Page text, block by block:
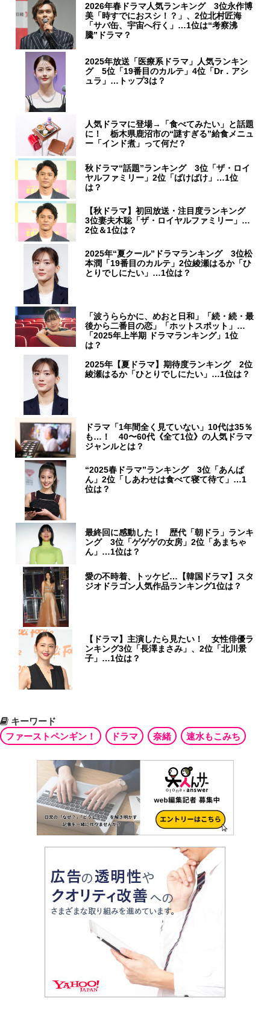
2026年春ドラマ人気ランキング 3位永作博
美「時すでにおスシ！？」、2位北村匠海
「サバ缶、宇宙へ行く」…1位は“考察沸
騰”ドラマ？
2025年放送「医療系ドラマ」人気ランキン
グ 5位「19番目のカルテ」4位「Dr．アシ
ュラ」…トップ3は？
人気ドラマに登場→「食べてみたい」と話題
に！ 栃木県鹿沼市の“謎すぎる”給食メニュ
ー「インド煮」って何だ？
秋ドラマ“話題”ランキング 3位「ザ・ロイ
ヤルファミリー」2位「ばけばけ」…1位
は？
【秋ドラマ】初回放送・注目度ランキング
3位妻夫木聡「ザ・ロイヤルファミリー」…
2位＆1位は？
2025年“夏クール”ドラマランキング 3位松
本潤「19番目のカルテ」2位綾瀬はるか「ひ
とりでしにたい」…1位は？
「波うららかに、めおと日和」「続・続・最
後から二番目の恋」「ホットスポット」…
「2025年上半期 ドラマランキング」1位
は？
2025年【夏ドラマ】期待度ランキング 2位
綾瀬はるか「ひとりでしにたい」…1位は？
ドラマ「1年間全く見ていない」10代は35％
も…！ 40〜60代《全て1位》の人気ドラマ
ジャンルとは？
“2025春ドラマ”ランキング 3位「あんぱ
ん」2位「しあわせは食べて寝て待て」…1
位は？
最終回に感動した！ 歴代「朝ドラ」ランキ
ング 3位「ゲゲゲの女房」2位「あまちゃ
ん」…1位は？
愛の不時着、トッケビ…【韓国ドラマ】スタ
ジオドラゴン人気作品ランキング1位は？
【ドラマ】主演したら見たい！ 女性俳優ラ
ンキング3位「長澤まさみ」、2位「北川景
子」…1位は？
キーワード
ファーストペンギン！
ドラマ 奈緒 速水もこみち